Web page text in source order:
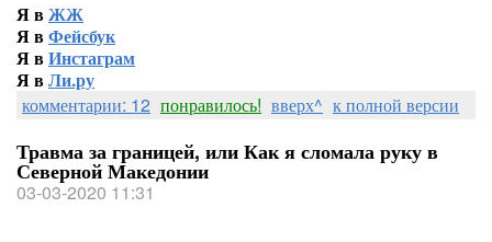
Я вЖЖ
Я вФейсбук
Я вИнстаграм
Я вЛи.ру
комментарии: 12 понравилось! вверх^ к полной версии
Травма за границей, или Как я сломала руку в
Северной Македонии
03-03-2020 11:31